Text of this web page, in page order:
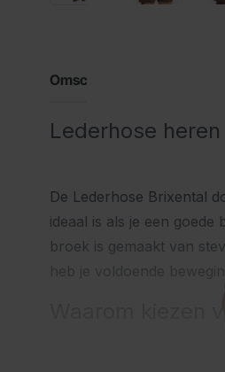
Omschrijving
Lederhose
De Lederhose Brixental
ideaal is als je een
broek is gemaakt van
heb je voldoende